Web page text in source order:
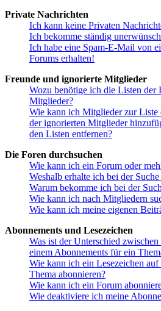
Private Nachrichten
Ich kann keine Privaten
Ich bekomme ständig
Ich habe eine Spam-E-Mail von
Forums erhalten!
Freunde und ignorierte Mitglieder
Wozu benötige ich die Listen der
Mitglieder?
Wie kann ich Mitglieder zur Liste
der ignorierten Mitglieder
den Listen entfernen?
Die Foren durchsuchen
Wie kann ich ein Forum oder
Weshalb erhalte ich bei der
Warum bekomme ich bei der
Wie kann ich nach Mitgliedern
Wie kann ich meine eigenen
Abonnements und Lesezeichen
Was ist der Unterschied
einem Abonnements für ein
Wie kann ich ein Lesezeichen
Thema abonnieren?
Wie kann ich ein Forum
Wie deaktiviere ich meine